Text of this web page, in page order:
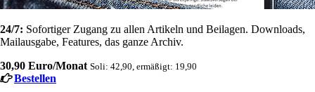
24/7: Sofortiger Zugang zu allen Artikeln und Beilagen. Downloads,
Mailausgabe, Features, das ganze Archiv.
30,90 Euro/Monat Soli: 42,90, ermäßigt: 19,90
Bestellen